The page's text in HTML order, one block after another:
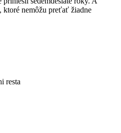
ktoré nemôžu preťať žiadne
resta